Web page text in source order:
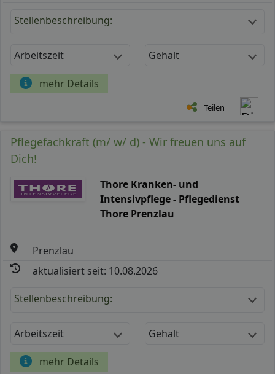
Stellenbeschreibung:
Arbeitszeit Gehalt
mehr Details
Teilen
Pflegefachkraft (m/ w/ d) - Wir freuen uns auf
Dich!
Thore Kranken- und
Intensivpflege - Pflegedienst
Thore Prenzlau
Prenzlau
aktualisiert seit: 10.08.2026
Stellenbeschreibung:
Arbeitszeit Gehalt
mehr Details